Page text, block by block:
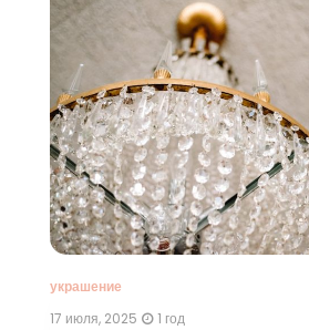
украшение
17 июля, 2025 1 год